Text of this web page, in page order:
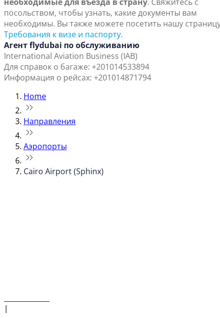
необходимые для въезда в страну. Свяжитесь с
посольством, чтобы узнать, какие документы вам
необходимы. Вы также можете посетить нашу
Требования к визе и паспорту.
Агент flydubai по обслуживанию
International Aviation Business (IAB)
Для справок о багаже: +201014533894
Информация о рейсах: +201014871794
Home
Направления
Аэропорты
Cairo Airport (Sphinx)
|